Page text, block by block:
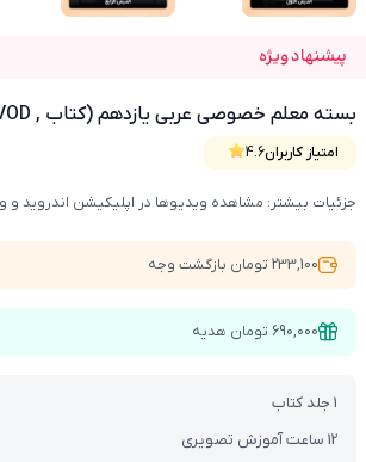
پیشنهاد ویژه
بسته معلم خصوصی عربی یازدهم (کتاب , VOD)
امتیاز کاربران4.6
1 جلد کتاب
12 ساعت آموزش تصویری
جزئیات بیشتر: مشاهده ویدیوها در اپلیکیشن اندروید و
233,100 تومان بازگشت وجه
690,000 تومان هدیه